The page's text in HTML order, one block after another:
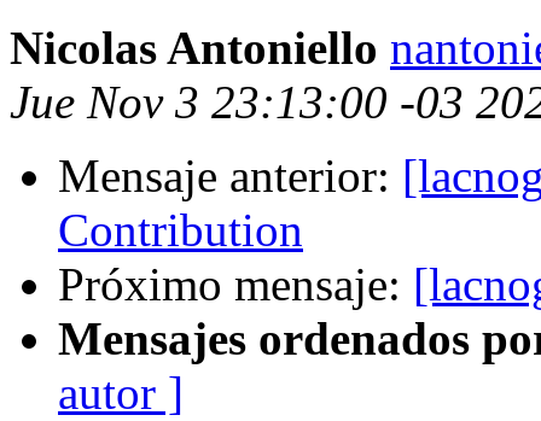
Nicolas Antoniello
Jue Nov 3 23:13:00 -03
Mensaje anterior:
Contribution
Próximo mensaje:
Mensajes ordenados
autor ]